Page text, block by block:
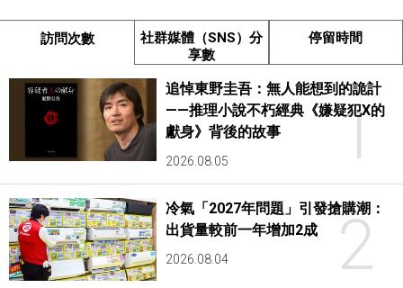
訪問次數
社群媒體（SNS）分
享數
停留時間
1
追悼東野圭吾：無人能想到的詭計
——推理小說不朽經典《嫌疑犯X的
獻身》背後的故事
2026.08.05
2
冷氣「2027年問題」引發搶購潮：
出貨量較前一年增加2成
2026.08.04